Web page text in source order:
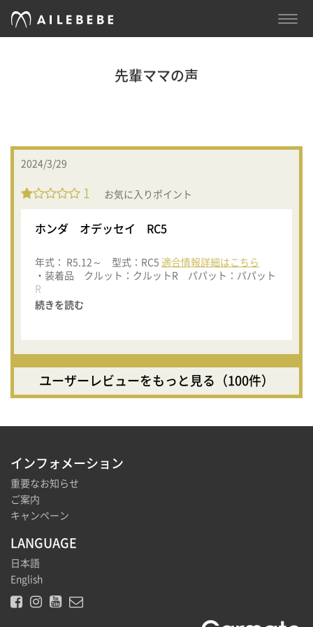
先輩ママの声
2024/3/29
1 お気に入りポイント
ホンダ オデッセイ RC5
年式： R5.12～ 型式：RC5 適合情報詳細はこちら
・装着品 クルット：クルットR パパット：パパット
R
続きを読む
ユーザーレビューをもっと見る（100件）
インフォメーション
重要なお知らせ
ご案内
キャンペーン
LANGUAGE
日本語
English